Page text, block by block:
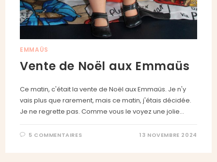
EMMAÜS
Vente de Noël aux Emmaüs
Ce matin, c'était la vente de Noël aux Emmaüs. Je n'y
vais plus que rarement, mais ce matin, j'étais décidée.
Je ne regrette pas. Comme vous le voyez une jolie…
5 COMMENTAIRES 13 NOVEMBRE 2024